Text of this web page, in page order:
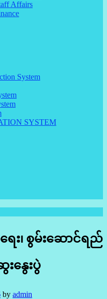
Affairs
System
SYSTEM
ေး၊ စွမ်း‌ဆောင်ရည်
းနွေးပွဲ
by admin